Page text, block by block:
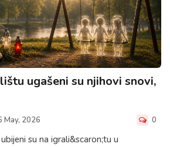
ugašeni su njihovi snovi,
May, 2026 0
su na igrali&scaron;tu u